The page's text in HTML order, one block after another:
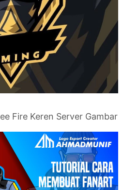
Fire Keren Server Gambar